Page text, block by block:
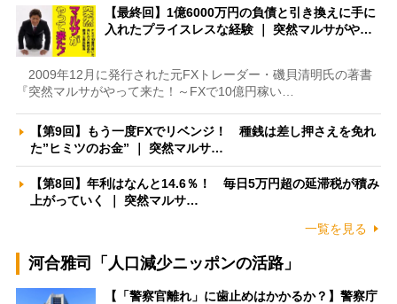
【最終回】1億6000万円の負債と引き換えに手に
入れたプライスレスな経験 ｜ 突然マルサがや…
2009年12月に発行された元FXトレーダー・磯貝清明氏の著書
『突然マルサがやって来た！～FXで10億円稼い…
【第9回】もう一度FXでリベンジ！ 種銭は差し押さえを免れ
た”ヒミツのお金” ｜ 突然マルサ…
【第8回】年利はなんと14.6％！ 毎日5万円超の延滞税が積み
上がっていく ｜ 突然マルサ…
一覧を見る
河合雅司「人口減少ニッポンの活路」
【「警察官離れ」に歯止めはかかるか？】警察庁